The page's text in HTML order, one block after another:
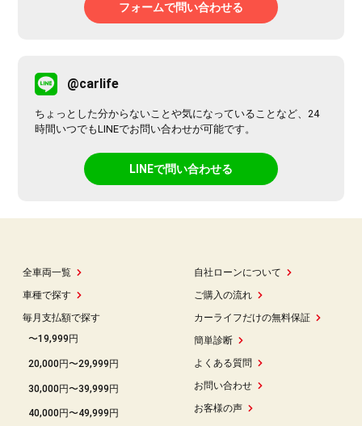
フォームで問い合わせる
@carlife
ちょっとした分からないことや気になっていることなど、24
時間いつでもLINEでお問い合わせが可能です。
LINEで問い合わせる
全車両一覧
車種で探す
毎月支払額で探す
〜19,999円
20,000円〜29,999円
30,000円〜39,999円
40,000円〜49,999円
自社ローンについて
ご購入の流れ
カーライフだけの無料保証
簡単診断
よくある質問
お問い合わせ
お客様の声